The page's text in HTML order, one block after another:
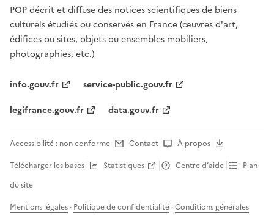
POP décrit et diffuse des notices scientifiques de biens
culturels étudiés ou conservés en France (œuvres d'art,
édifices ou sites, objets ou ensembles mobiliers,
photographies, etc.)
info.gouv.fr
service-public.gouv.fr
legifrance.gouv.fr
data.gouv.fr
Accessibilité : non conforme Contact
À propos
Télécharger les bases
Statistiques Centre d’aide
Plan
du site
Mentions légales · Politique de confidentialité ·Conditions générales